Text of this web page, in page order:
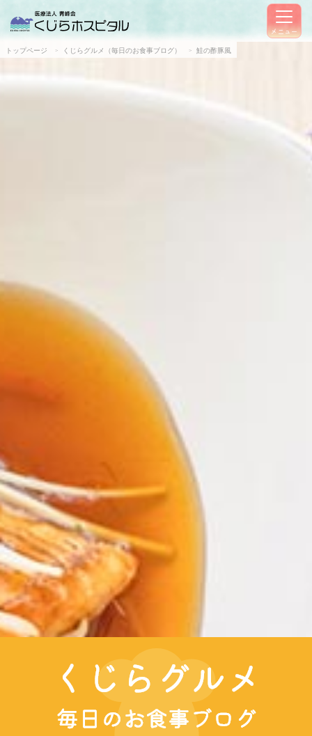
メニュー
トップページ くじらグルメ（毎日のお食事ブログ） 鮭の酢豚風